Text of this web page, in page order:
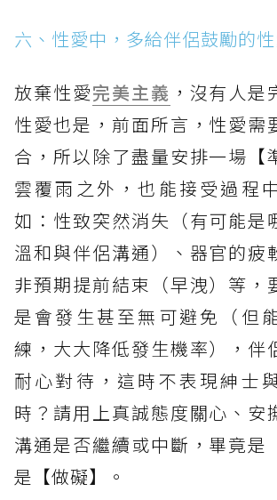
六、性愛中，多給伴侶鼓勵的
放棄性愛完美主義 ，沒有人是
性愛也是，前面所言，性愛需
合，所以除了盡量安排一場【
雲覆雨之外，也能接受過程
如：性致突然消失（有可能是
溫和與伴侶溝通）、器官的疲
非預期提前結束（早洩）等，
是會發生甚至無可避免（但
練，大大降低發生機率），伴
耐心對待，這時不表現紳士
時？請用上真誠態度關心、安
溝通是否繼續或中斷，畢竟是
是【做礙】。